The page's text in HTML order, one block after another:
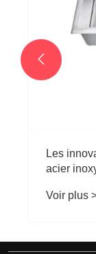
Les
acier
bain?
Voir plus
